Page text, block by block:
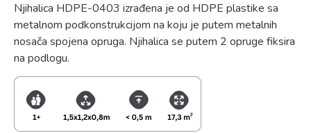
Njihalica HDPE-0403 izrađena je od HDPE plastike sa
metalnom podkonstrukcijom na koju je putem metalnih
nosača spojena opruga. Njihalica se putem 2 opruge fiksira
na podlogu.